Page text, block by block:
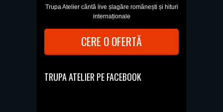
Trupa Atelier cântă live șlagăre românești și hituri
internaționale
CERE O OFERTĂ
TRUPA ATELIER PE FACEBOOK